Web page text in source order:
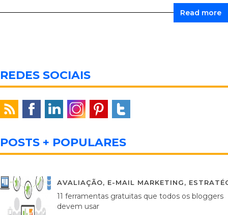
Read more
REDES SOCIAIS
POSTS + POPULARES
AVALIAÇÃO, E-MAIL MARKETING,
11 ferramentas gratuitas que todos os bloggers
devem usar